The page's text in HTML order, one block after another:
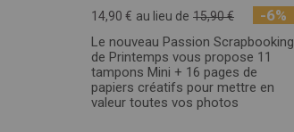
14,90 € au lieu de 15,90 € -6%
Le nouveau Passion Scrapbooking
de Printemps vous propose 11
tampons Mini + 16 pages de
papiers créatifs pour mettre en
valeur toutes vos photos